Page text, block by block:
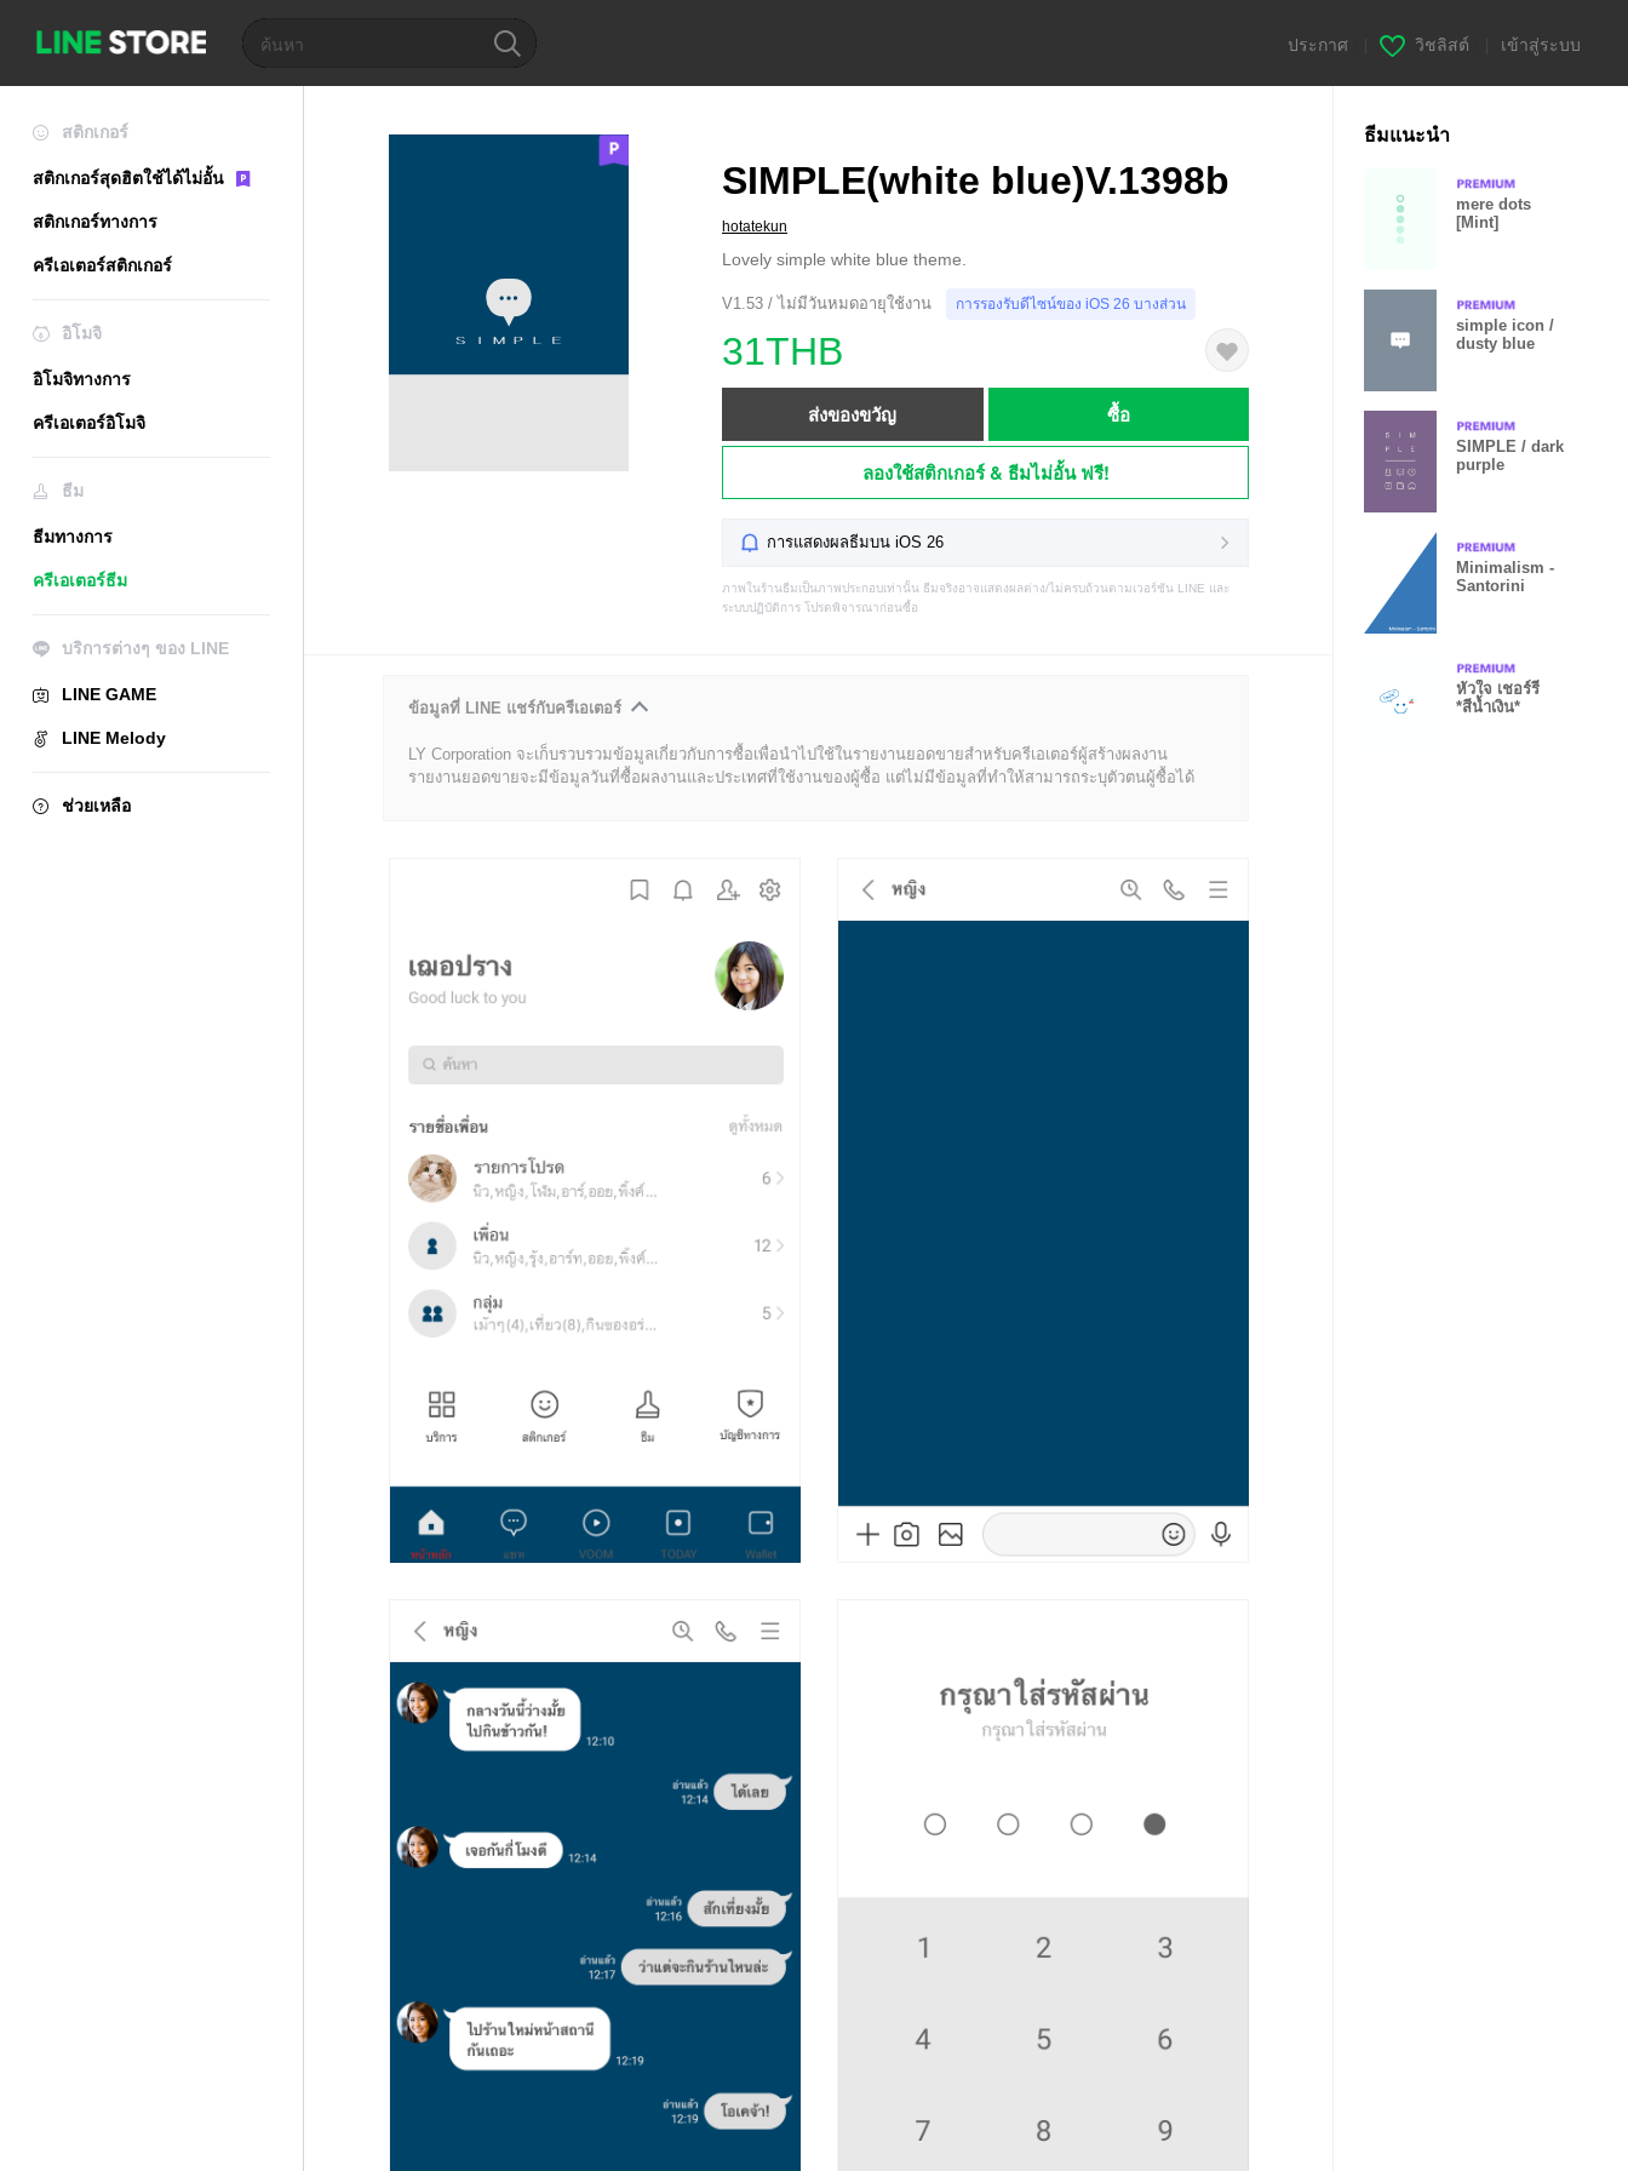
ประกาศ วิชลิสต์ เข้าสู่ระบบ
สติกเกอร์
สติกเกอร์สุดฮิตใช้ได้ไม่อั้น
สติกเกอร์ทางการ
ครีเอเตอร์สติกเกอร์
อิโมจิ
อิโมจิทางการ
ครีเอเตอร์อิโมจิ
ธีม
ธีมทางการ
ครีเอเตอร์ธีม
บริการต่างๆ ของ LINE
LINE GAME
LINE Melody
ช่วยเหลือ
SIMPLE(white blue)V.1398b
hotatekun
Lovely simple white blue theme.
V1.53 / ไม่มีวันหมดอายุใช้งาน การรองรับดีไซน์ของ iOS 26 บางส่วน
31THB
ส่งของขวัญ ซื้อ
ลองใช้สติกเกอร์ & ธีมไม่อั้น ฟรี!
การแสดงผลธีมบน iOS 26
ภาพในร้านธีมเป็นภาพประกอบเท่านั้น ธีมจริงอาจแสดงผลต่าง/ไม่ครบถ้วนตามเวอร์ชัน LINE และ
ระบบปฏิบัติการ โปรดพิจารณาก่อนซื้อ
ข้อมูลที่ LINE แชร์กับครีเอเตอร์
LY Corporation จะเก็บรวบรวมข้อมูลเกี่ยวกับการซื้อเพื่อนำไปใช้ในรายงานยอดขายสำหรับครีเอเตอร์ผู้สร้างผลงาน
รายงานยอดขายจะมีข้อมูลวันที่ซื้อผลงานและประเทศที่ใช้งานของผู้ซื้อ แต่ไม่มีข้อมูลที่ทำให้สามารถระบุตัวตนผู้ซื้อได้
ธีมแนะนำ
mere dots
[Mint]
simple icon /
dusty blue
SIMPLE / dark
purple
Minimalism -
Santorini
หัวใจ เชอร์รี่
*สีน้ำเงิน*